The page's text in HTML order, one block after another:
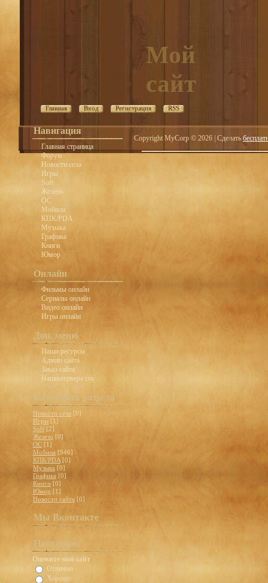
Мой
сайт
Главная Вход Регистрация RSS
Навигация
Главная страница
Форум
Новости села
Игры
Soft
Железо
OC
Мобила
КПК/PDA
Музыка
Графика
Книги
Юмор
Онлайн
Фильмы онлайн
Сериалы онлайн
Видео онлайн
Игры онлайн
Доп. меню
Наши ресурсы
Админ сайта
Заказ сайта
Наши сервера css
Категории раздела
Новости села [0]
Игры [1]
Soft [2]
Железо [0]
ОС [1]
Мобила [946]
КПК/PDA [0]
Музыка [0]
Графика [0]
Книги [0]
Юмор [1]
Новости сайта [0]
Мы Вконтакте
Наш опрос
Оцените мой сайт
Отлично
Хорошо
Copyright MyCorp © 2026 Сделать